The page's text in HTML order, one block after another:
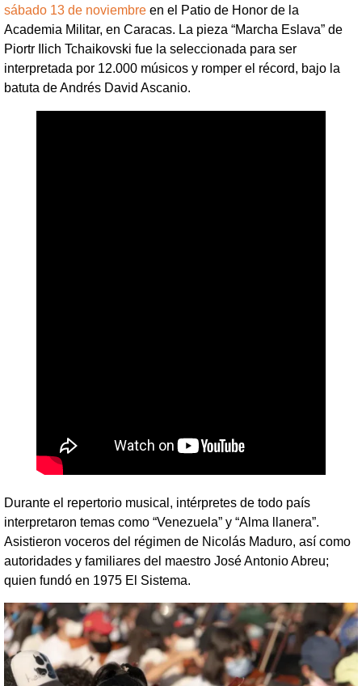
sábado 13 de noviembre en el Patio de Honor de la
Academia Militar, en Caracas. La pieza “Marcha Eslava” de
Piortr Ilich Tchaikovski fue la seleccionada para ser
interpretada por 12.000 músicos y romper el récord, bajo la
batuta de Andrés David Ascanio.
Durante el repertorio musical, intérpretes de todo país
interpretaron temas como “Venezuela” y “Alma llanera”.
Asistieron voceros del régimen de Nicolás Maduro, así como
autoridades y familiares del maestro José Antonio Abreu;
quien fundó en 1975 El Sistema.